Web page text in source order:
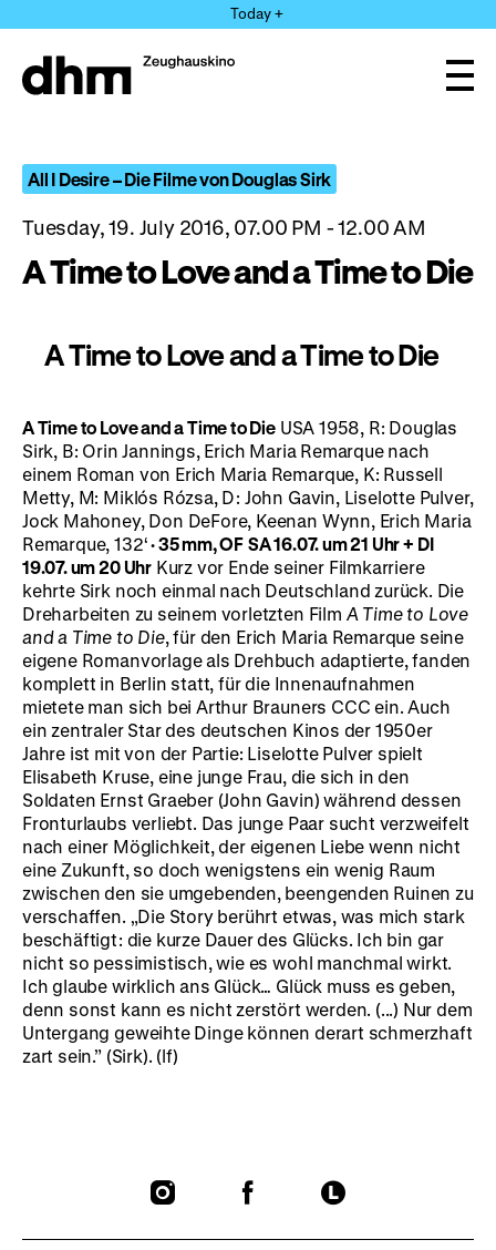
directly
the
Today +
All I Desire – Die Filme von Douglas Sirk
Tuesday, 19. July 2016, 07.00 PM - 12.00 AM
A Time to Love and a Time to Die
A Time to Love and a Time to Die
A Time to Love and a Time to DieUSA 1958, R: Douglas
Sirk, B: Orin Jannings, Erich Maria Remarque nach
einem Roman von Erich Maria Remarque, K: Russell
Metty, M: Miklós Rózsa, D: John Gavin, Liselotte Pulver,
Jock Mahoney, Don DeFore, Keenan Wynn, Erich Maria
Remarque, 132‘·35 mm, OF SA 16.07. um 21 Uhr + DI
19.07. um 20 UhrKurz vor Ende seiner Filmkarriere
kehrte Sirk noch einmal nach Deutschland zurück. Die
Dreharbeiten zu seinem vorletzten Film A Time to Love
and a Time to Die, für den Erich Maria Remarque seine
eigene Romanvorlage als Drehbuch adaptierte, fanden
komplett in Berlin statt, für die Innenaufnahmen
mietete man sich bei Arthur Brauners CCC ein. Auch
ein zentraler Star des deutschen Kinos der 1950er
Jahre ist mit von der Partie: Liselotte Pulver spielt
Elisabeth Kruse, eine junge Frau, die sich in den
Soldaten Ernst Graeber (John Gavin) während dessen
Fronturlaubs verliebt. Das junge Paar sucht verzweifelt
nach einer Möglichkeit, der eigenen Liebe wenn nicht
eine Zukunft, so doch wenigstens ein wenig Raum
zwischen den sie umgebenden, beengenden Ruinen zu
verschaffen. „Die Story berührt etwas, was mich stark
beschäftigt: die kurze Dauer des Glücks. Ich bin gar
nicht so pessimistisch, wie es wohl manchmal wirkt.
Ich glaube wirklich ans Glück… Glück muss es geben,
denn sonst kann es nicht zerstört werden. (...) Nur dem
Untergang geweihte Dinge können derart schmerzhaft
zart sein.” (Sirk). (lf)
To
To
To